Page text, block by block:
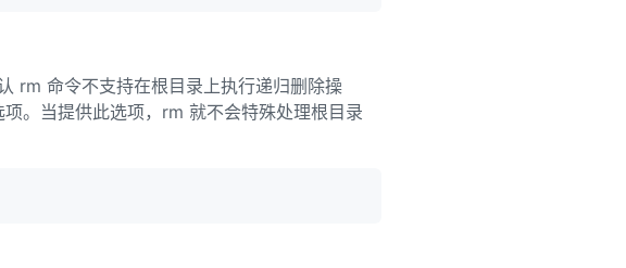
rm 命令不支持在根目录上执行递归删除操
。当提供此选项，rm 就不会特殊处理根目录